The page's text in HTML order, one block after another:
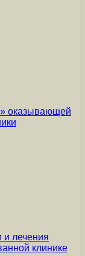
оказывающей
лечения
клинике